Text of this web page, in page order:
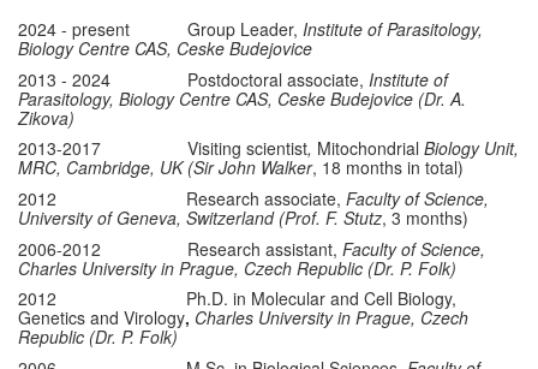
2024 - present Group Leader, Institute of Parasitology,
Biology Centre CAS, Ceske Budejovice
2013 - 2024 Postdoctoral associate, Institute of
Parasitology, Biology Centre CAS, Ceske Budejovice (Dr. A.
Zikova)
2013-2017 Visiting scientist, Mitochondrial Biology Unit,
MRC, Cambridge, UK (Sir John Walker, 18 months in total)
2012 Research associate, Faculty of Science,
University of Geneva, Switzerland (Prof. F. Stutz, 3 months)
2006-2012 Research assistant, Faculty of Science,
Charles University in Prague, Czech Republic (Dr. P. Folk)
2012 Ph.D. in Molecular and Cell Biology,
Genetics and Virology, Charles University in Prague, Czech
Republic (Dr. P. Folk)